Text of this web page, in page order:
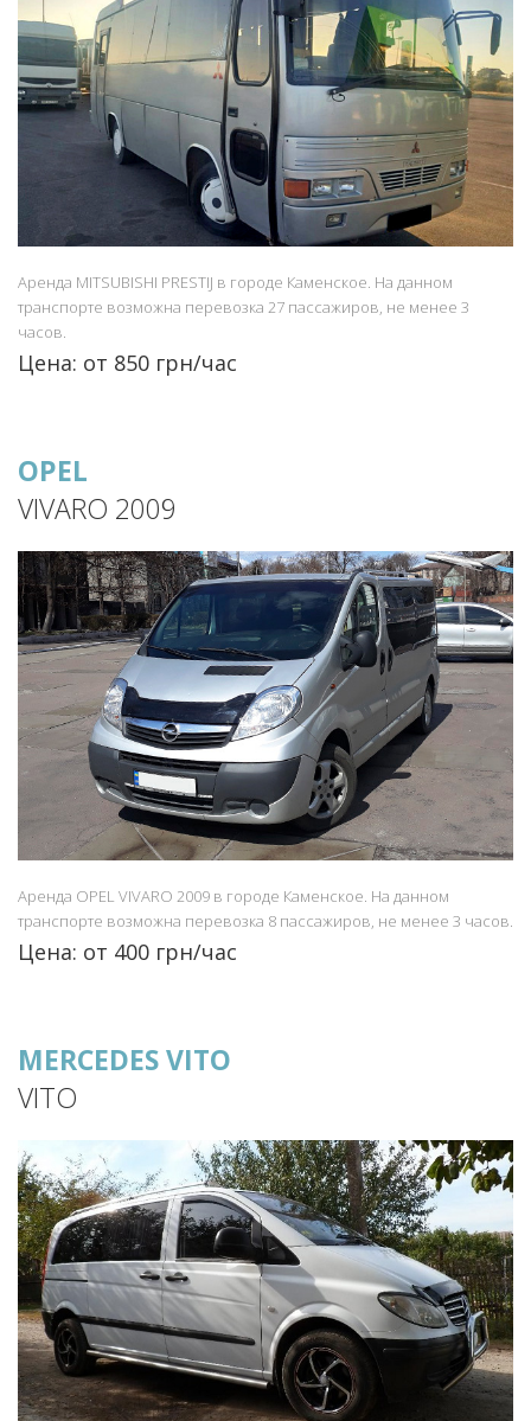
Аренда MITSUBISHI PRESTIJ в городе Каменское. На данном
транспорте возможна перевозка 27 пассажиров, не менее 3
часов.
Цена: от 850 грн/час
OPEL
VIVARO 2009
Аренда OPEL VIVARO 2009 в городе Каменское. На данном
транспорте возможна перевозка 8 пассажиров, не менее 3 часов.
Цена: от 400 грн/час
MERCEDES VITO
VITO